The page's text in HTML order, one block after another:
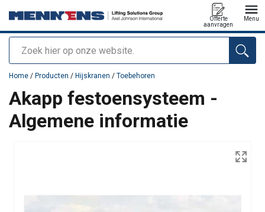
Zoeken
Offerte
aanvragen
Menu
toegevoegd aan uw offerte
Home / Producten / Hijskranen / Toebehoren
Akapp festoensysteem -
Algemene informatie